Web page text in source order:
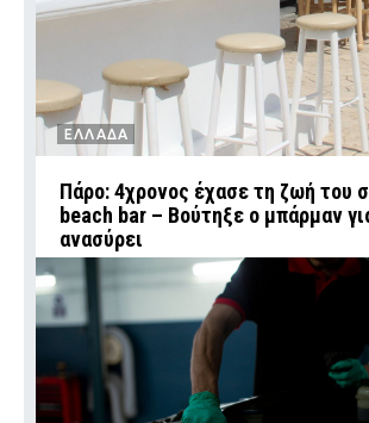
ΕΛΛΑΔΑ
Πάρο: 4χρονος έχασε τη ζωή του
beach bar – Βούτηξε ο μπάρμαν
ανασύρει